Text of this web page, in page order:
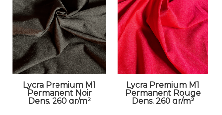
Lycra Premium M1
Permanent Noir
Dens. 260 gr/m²
Lycra Premium M1
Permanent Rouge
Dens. 260 gr/m²